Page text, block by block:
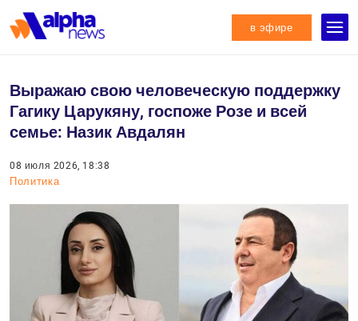
в эфире
Выражаю свою человеческую поддержку
Гагику Царукяну, госпоже Розе и всей
семье: Назик Авдалян
08 июля 2026, 18:38
Политика